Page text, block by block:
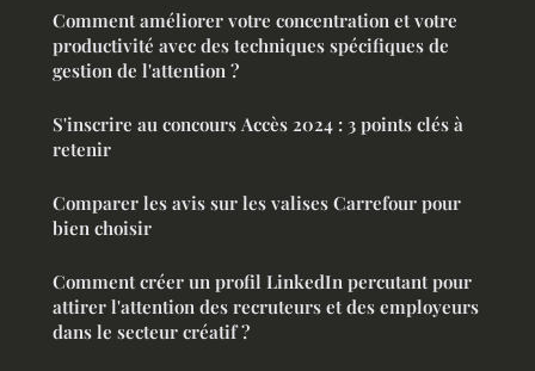
Comment améliorer votre concentration et votre
productivité avec des techniques spécifiques de
gestion de l'attention ?
S'inscrire au concours Accès 2024 : 3 points clés à
retenir
Comparer les avis sur les valises Carrefour pour
bien choisir
Comment créer un profil LinkedIn percutant pour
attirer l'attention des recruteurs et des employeurs
dans le secteur créatif ?